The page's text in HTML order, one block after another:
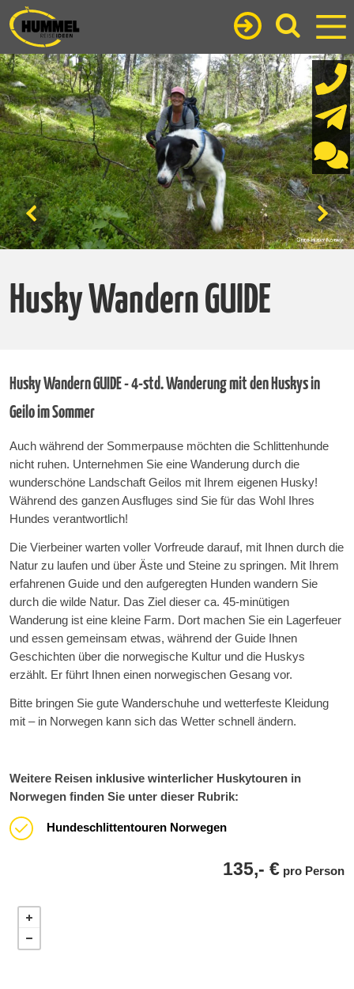
Husky Wandern GUIDE
Husky Wandern GUIDE - 4-std. Wanderung mit den Huskys in
Geilo im Sommer
Auch während der Sommerpause möchten die Schlittenhunde
nicht ruhen. Unternehmen Sie eine Wanderung durch die
wunderschöne Landschaft Geilos mit Ihrem eigenen Husky!
Während des ganzen Ausfluges sind Sie für das Wohl Ihres
Hundes verantwortlich!
Die Vierbeiner warten voller Vorfreude darauf, mit Ihnen durch die
Natur zu laufen und über Äste und Steine zu springen. Mit Ihrem
erfahrenen Guide und den aufgeregten Hunden wandern Sie
durch die wilde Natur. Das Ziel dieser ca. 45-minütigen
Wanderung ist eine kleine Farm. Dort machen Sie ein Lagerfeuer
und essen gemeinsam etwas, während der Guide Ihnen
Geschichten über die norwegische Kultur und die Huskys
erzählt. Er führt Ihnen einen norwegischen Gesang vor.
Bitte bringen Sie gute Wanderschuhe und wetterfeste Kleidung
mit – in Norwegen kann sich das Wetter schnell ändern.
Weitere Reisen inklusive winterlicher Huskytouren in
Norwegen finden Sie unter dieser Rubrik:
Hundeschlittentouren Norwegen
135,- €pro Person